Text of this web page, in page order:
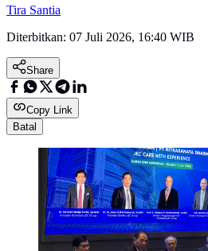
Tira Santia
Diterbitkan: 07 Juli 2026, 16:40 WIB
Share
Copy Link
Batal